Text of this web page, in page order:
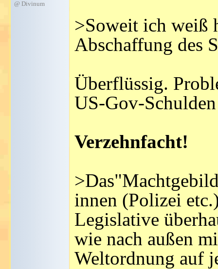
@ Divinum
>Soweit ich weiß
Abschaffung des
Überflüssig.
US-Gov-
Verzehnfacht!
innen (Polizei
Legislative
wie nach außen
Weltordnung auf